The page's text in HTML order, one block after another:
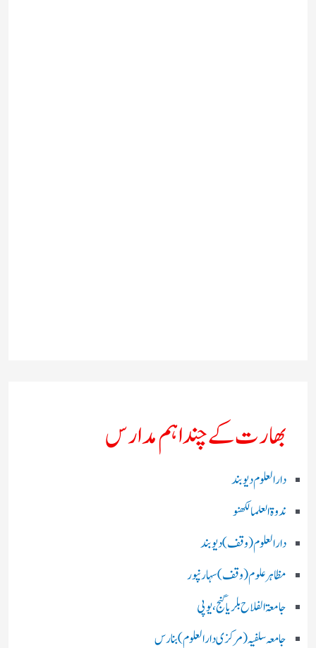
بھارت کے چند اہم مدارس
دارالعلوم دیوبند
ندوۃالعلما لکھنو
دارالعلوم (وقف)دیوبند
مظاہرعلوم (وقف)سہارنپور
جامعۃ الفلاح بلریاگنج،یوپی
جامعہ سلفیہ(مرکزی دارالعلوم )بنارس